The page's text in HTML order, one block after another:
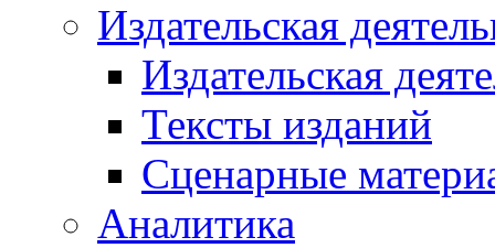
Издательская
Издательская
Тексты изданий
Сценарные
Аналитика